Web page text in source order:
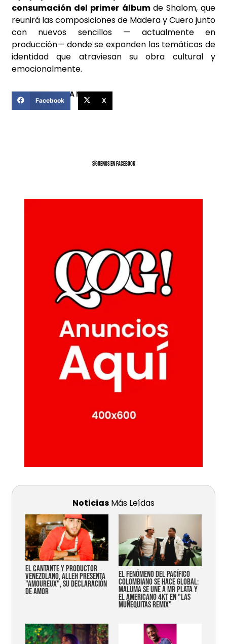
consumación del primer álbum de Shalom, que
reunirá las composiciones de Madera y Cuero junto
con nuevos sencillos — actualmente en
producción— donde se expanden las temáticas de
identidad que atraviesan su obra cultural y
emocionalmente.
COMPARTIR ESTA NOTICIA
Facebook X
SíGUENOS EN FACEBOOK
Noticias Más Leídas
EL CANTANTE Y PRODUCTOR
VENEZOLANO, ALLEH PRESENTA
"AMOUREUX", SU DECLARACIÓN
DE AMOR
EL FENÓMENO DEL PACÍFICO
COLOMBIANO SE HACE GLOBAL:
MALUMA SE UNE A MR PLATA Y
EL AMERICANO 4KT EN "LAS
MUÑEQUITAS REMIX"